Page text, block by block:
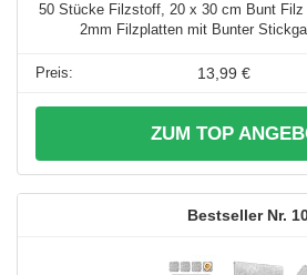
50 Stücke Filzstoff, 20 x 30 cm Bunt
2mm Filzplatten mit Bunter
13,99 €
ZUM TOP